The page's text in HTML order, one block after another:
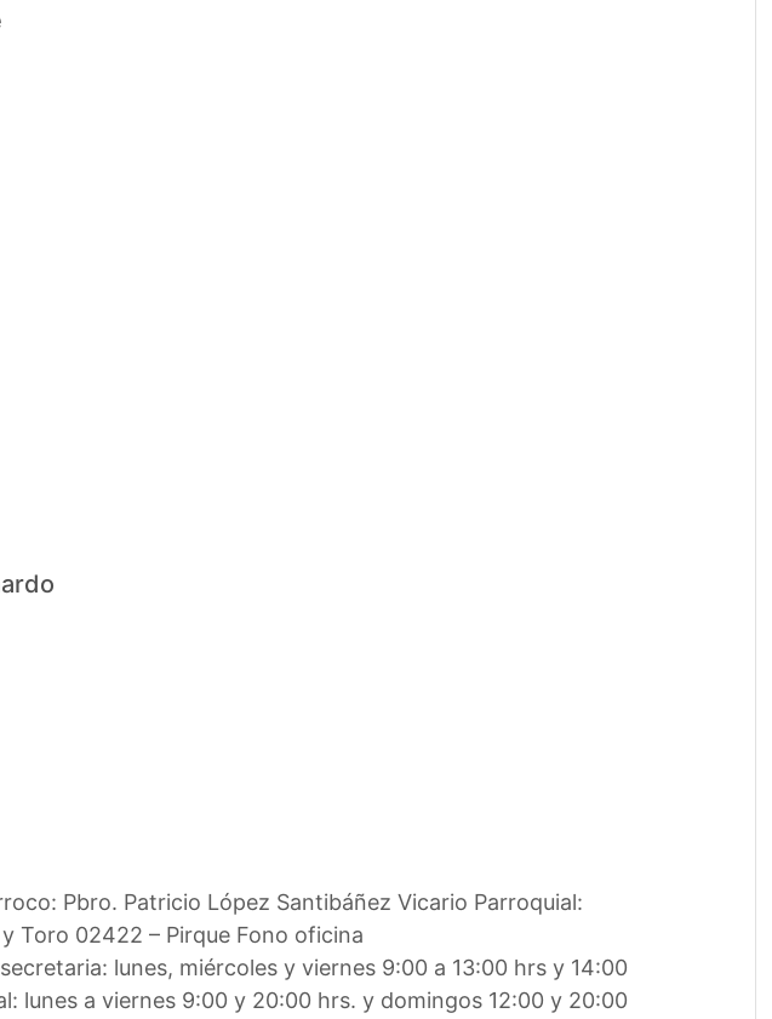
Pbro. Patricio López Santibáñez Vicario Parroquial:
Toro 02422 – Pirque Fono oficina
lunes, miércoles y viernes 9:00 a 13:00 hrs y 14:00
lunes a viernes 9:00 y 20:00 hrs. y domingos 12:00 y 20:00